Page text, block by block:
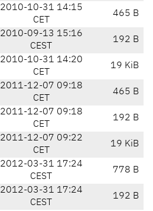
2010-10-31 14:15
CET
465 B
2010-09-13 15:16
CEST
192 B
2010-10-31 14:20
CET
19 KiB
2011-12-07 09:18
CET
465 B
2011-12-07 09:18
CET
192 B
2011-12-07 09:22
CET
19 KiB
2012-03-31 17:24
CEST
778 B
2012-03-31 17:24
CEST
192 B